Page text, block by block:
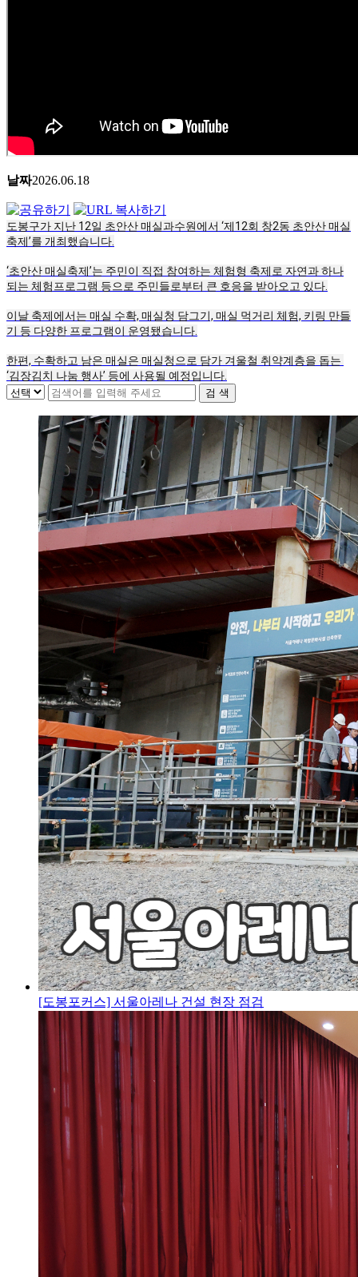
날짜2026.06.18
도봉구가 지난 12일 초안산 매실과수원에서 ‘제12회 창2동 초안산 매실
축제’를 개최했습니다.
‘초안산 매실축제’는 주민이 직접 참여하는 체험형 축제로 자연과 하나
되는 체험프로그램 등으로 주민들로부터 큰 호응을 받아오고 있다.
이날 축제에서는 매실 수확, 매실청 담그기, 매실 먹거리 체험, 키링 만들
기 등 다양한 프로그램이 운영됐습니다.
한편, 수확하고 남은 매실은 매실청으로 담가 겨울철 취약계층을 돕는
‘김장김치 나눔 행사’ 등에 사용될 예정입니다.
[도봉포커스] 서울아레나 건설 현장 점검